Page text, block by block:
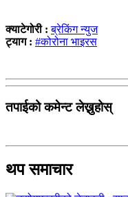
क्याटेगोरी :ब्रेकिंग न्युज
ट्याग : #कोरोना भाइरस
तपाईको कमेन्ट लेख्नुहोस्
थप समाचार